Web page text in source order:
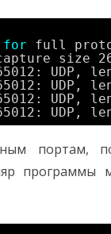
for
full
size
UDP,
UDP,
UDP,
UDP,
портам,
программы